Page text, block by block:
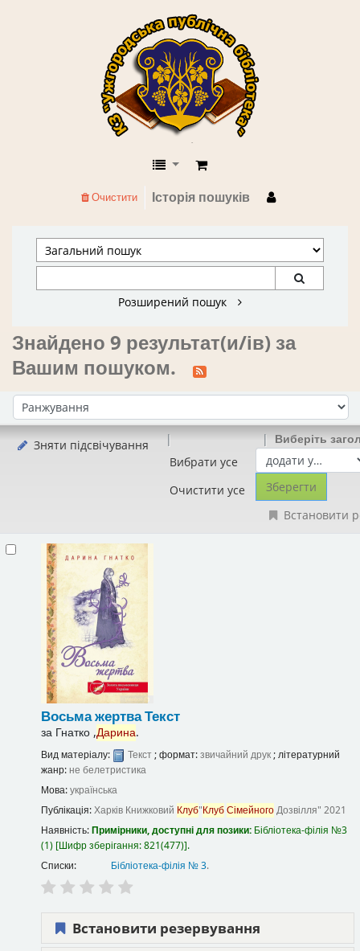
КЗ "Ужгородська публічна
Історія пошуків
Очистити
Розширений пошук
Знайдено 9 результат(и/ів) за
Вашим пошуком.
Сортувати за:
Зняти підсвічування
Вибрати усе
Очистити усе
Виберіть
Встановити
Восьма жертваТекст
за Гнатко ,Дарина.
Вид матеріалу: Текст; формат:звичайний друк; літературний
жанр: не белетристика
Мова:українська
Публікація:Харків Книжковий Клуб"КлубСімейногоДозвілля" 2021
Наявність:Примірники, доступні для позики: Бібліотека-філія №3
(1) Шифр зберігання:821(477) .
Списки:
Бібліотека-філія № 3.
Встановити резервування